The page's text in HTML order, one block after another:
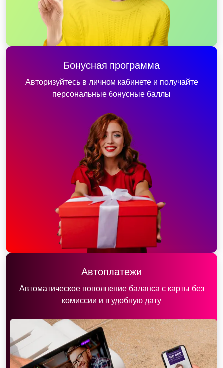
Бонусная программа
Авторизуйтесь в личном кабинете и получайте
персональные бонусные баллы
Автоплатежи
Автоматическое пополнение баланса с карты без
комиссии и в удобную дату